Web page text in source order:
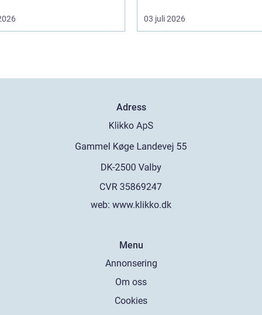
03 juli 2026
Adress
web: www.klikko.dk
Menu
Annonsering
Om oss
Cookies